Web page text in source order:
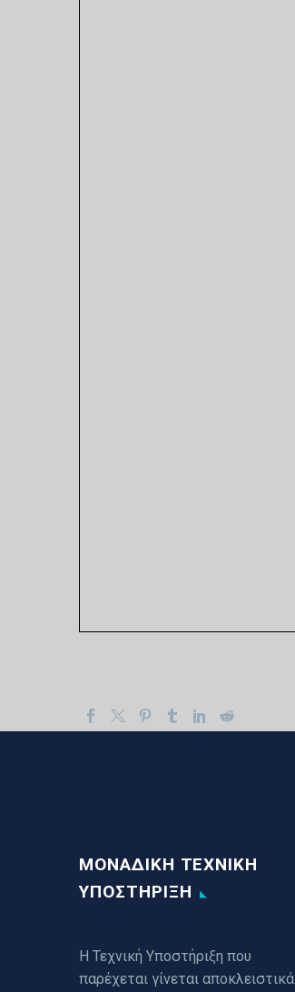
ΜΟΝΑΔΙΚΗ ΤΕΧΝΙΚΗ
ΥΠΟΣΤΗΡΙΞΗ
Η Τεχνική Υποστήριξη που
παρέχεται γίνεται αποκλειστικά